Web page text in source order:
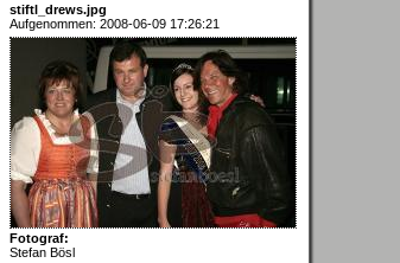
stiftl_drews.jpg
Aufgenommen: 2008-06-09 17:26:21
Fotograf:
Stefan Bösl